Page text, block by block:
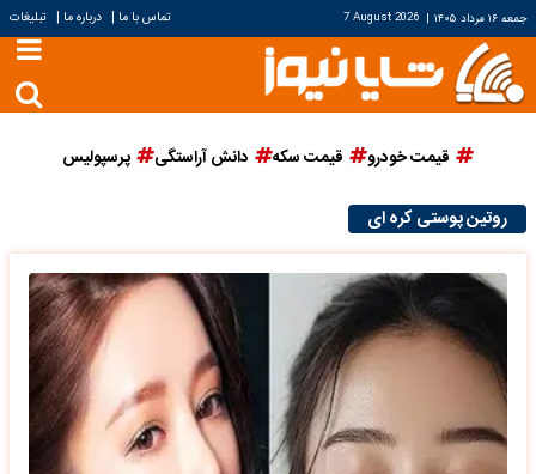
جمعه ۱۶ مرداد ۱۴۰۵ |
7 August 2026 تماس با ما | درباره ما | تبلیغات
قیمت خودرو قیمت سکه دانش آراستگی پرسپولیس
روتین پوستی کره ای